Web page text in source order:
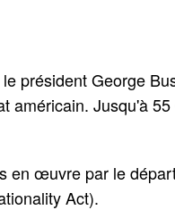
président George
américain. Jusqu'à
en œuvre par le
Act).